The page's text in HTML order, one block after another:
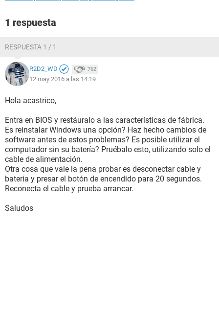
1 respuesta
RESPUESTA 1 / 1
R2D2_WD 762
12 may 2016 a las 14:19
Hola acastrico,
Entra en BIOS y restáuralo a las características de fábrica.
Es reinstalar Windows una opción? Haz hecho cambios de
software antes de estos problemas? Es posible utilizar el
computador sin su batería? Pruébalo esto, utilizando solo el
cable de alimentación.
Otra cosa que vale la pena probar es desconectar cable y
batería y presar el botón de encendido para 20 segundos.
Reconecta el cable y prueba arrancar.
Saludos